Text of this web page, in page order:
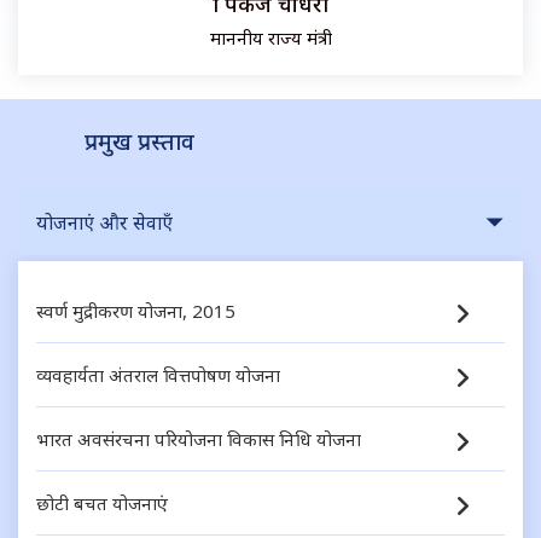
माननीय राज्य मंत्री
प्रमुख प्रस्ताव
योजनाएं और सेवाएँ
स्वर्ण मुद्रीकरण योजना, 2015
व्यवहार्यता अंतराल वित्तपोषण योजना
भारत अवसंरचना परियोजना विकास निधि योजना
छोटी बचत योजनाएं